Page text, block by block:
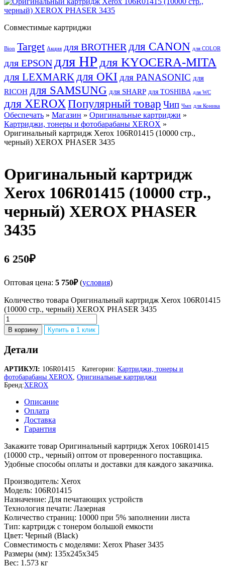
Совместимые картриджи
Bion Target Акция для BROTHER для CANON для COLOR
для EPSON для HP для KYOCERA-MITA
для LEXMARK для OKI для PANASONIC для
RICOH для SAMSUNG для SHARP для TOSHIBA для WC
для XEROX Популярный товар Чип Чмп для Коника
Обеспечать » Магазин » Оригинальные картриджи »
Картриджи, тонеры и фотобарабаны XEROX »
Оригинальный картридж Xerox 106R01415 (10000 стр.,
черный) XEROX PHASER 3435
Оригинальный картридж
Xerox 106R01415 (10000 стр.,
черный) XEROX PHASER
3435
6 250₽
Оптовая цена: 5 750₽(условия)
Количество товара Оригинальный картридж Xerox 106R01415
(10000 стр., черный) XEROX PHASER 3435
В корзину Купить в 1 клик
Детали
АРТИКУЛ: 106R01415 Категории: Картриджи, тонеры и
фотобарабаны XEROX Оригинальные картриджи
Бренд:XEROX
Описание
Оплата
Доставка
Гарантия
Закажите товар Оригинальный картридж Xerox 106R01415
(10000 стр., черный) оптом от проверенного поставщика.
Удобные способы оплаты и доставки для каждого заказчика.
Производитель: Xerox
Модель: 106R01415
Назначение: Для печатающих устройств
Технология печати: Лазерная
Количество страниц: 10000 при 5% заполнении листа
Тип: картридж с тонером большой емкости
Цвет: Черный (Black)
Совместимость с моделями: Xerox Phaser 3435
Размеры (мм): 135х245х345
Вес: 1.573 кг